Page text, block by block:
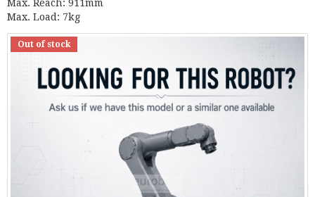
Max. Reach: 911mm
Max. Load: 7kg
Out of stock